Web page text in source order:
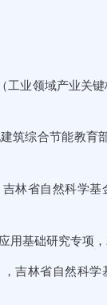
业领域产业关键
综合节能教育
林省自然科学
基础研究专项，
吉林省自然科